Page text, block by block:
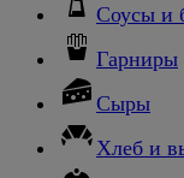
Соусы и
Гарниры
Сыры
Хлеб и